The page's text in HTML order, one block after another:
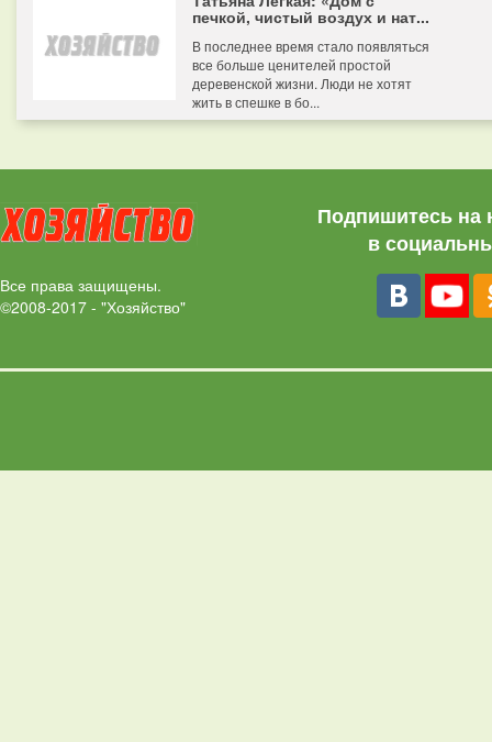
печкой, чистый воздух и нат...
В последнее время стало появляться
все больше ценителей простой
деревенской жизни. Люди не хотят
жить в спешке в бо...
Все права защищены.
©2008-2017 - "Хозяйство"
Подпишитесь на
в